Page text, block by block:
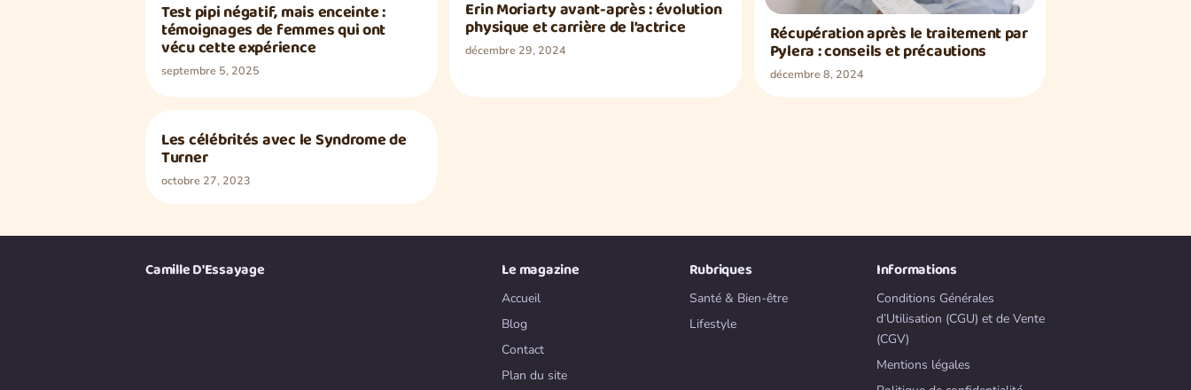
Test pipi négatif, mais enceinte :
témoignages de femmes qui ont
vécu cette expérience
septembre 5, 2025
Erin Moriarty avant-après : évolution
physique et carrière de l’actrice
décembre 29, 2024
Récupération après le traitement par
Pylera : conseils et précautions
décembre 8, 2024
SANTÉ & BIEN-ÊTRE
Les célébrités avec le Syndrome de
Turner
octobre 27, 2023
Camille D'Essayage Le magazine
Accueil
Blog
Contact
Plan du site
Rubriques
Santé & Bien-être
Lifestyle
Informations
Conditions Générales
d’Utilisation (CGU) et de Vente
(CGV)
Mentions légales